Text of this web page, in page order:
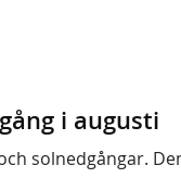
i augusti
solnedgångar.